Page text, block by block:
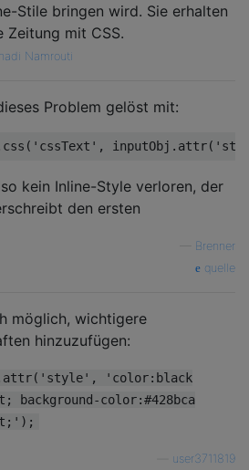
Stile bringen wird. Sie erhalten
Zeitung mit CSS.
Namrouti
Problem gelöst mit:
( 'cssText' , inputObj.attr(
kein Inline-Style verloren, der
den ersten
Brenner
quelle
möglich, wichtigere
hinzuzufügen:
'color:black
background-color:#428bca
user3711819